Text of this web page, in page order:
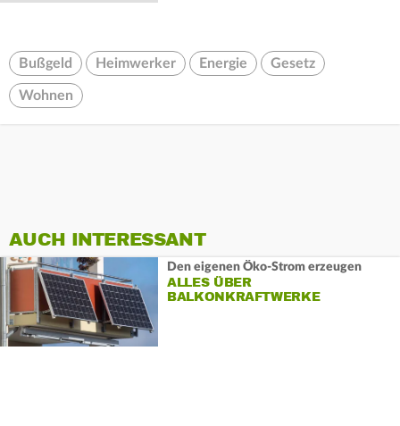
Bußgeld Heimwerker Energie Gesetz
Wohnen
AUCH INTERESSANT
Den eigenen Öko-Strom erzeugen
ALLES ÜBER
BALKONKRAFTWERKE